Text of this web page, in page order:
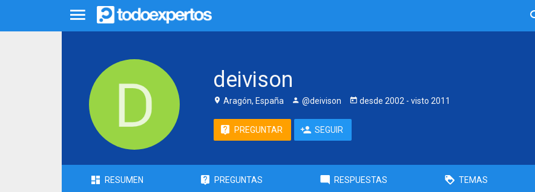
deivison
Aragón, España @deivison desde 2002 - visto 2011
PREGUNTAR SEGUIR
RESUMEN PREGUNTAS RESPUESTAS TEMAS